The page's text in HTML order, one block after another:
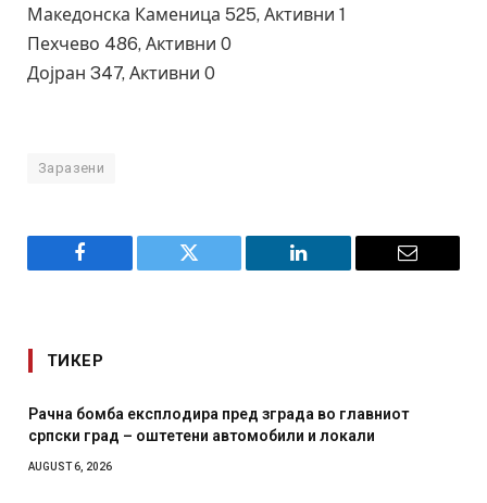
Македонска Каменица 525, Активни 1
Пехчево 486, Активни 0
Дојран 347, Активни 0
Заразени
Facebook Twitter LinkedIn Email
ТИКЕР
И Данска се милитарилизира – воведува нова 11-
месечна воена
AUGUST 4, 2026